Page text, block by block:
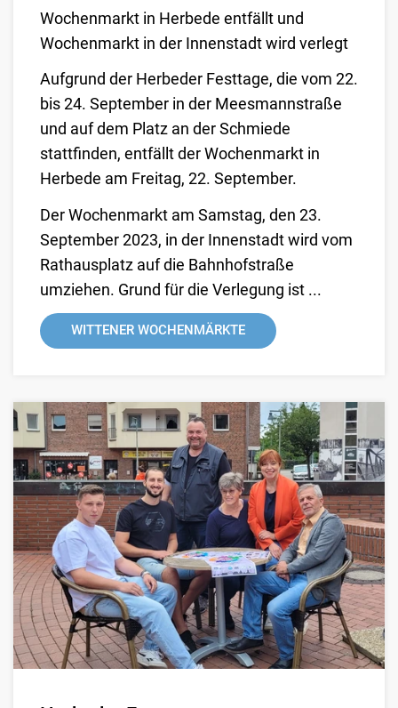
Wochenmarkt in Herbede entfällt und
Wochenmarkt in der Innenstadt wird verlegt
Aufgrund der Herbeder Festtage, die vom 22.
bis 24. September in der Meesmannstraße
und auf dem Platz an der Schmiede
stattfinden, entfällt der Wochenmarkt in
Herbede am Freitag, 22. September.
Der Wochenmarkt am Samstag, den 23.
September 2023, in der Innenstadt wird vom
Rathausplatz auf die Bahnhofstraße
umziehen. Grund für die Verlegung ist ...
WITTENER WOCHENMÄRKTE